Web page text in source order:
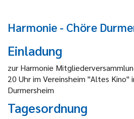
Harmonie - Chöre
Einladung
zur Harmonie
20 Uhr im Vereinsheim "Altes Kino"
Durmersheim
Tagesordnung